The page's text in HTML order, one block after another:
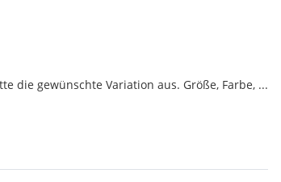
die gewünschte Variation aus. Größe, Farbe, ...